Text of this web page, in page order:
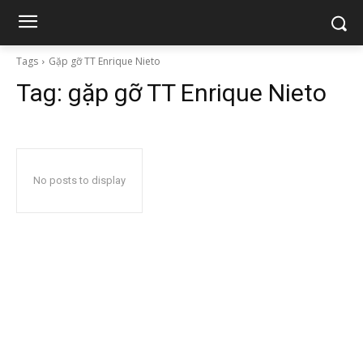
Tags Gặp gỡ TT Enrique Nieto
Tag: gặp gỡ TT Enrique Nieto
No posts to display